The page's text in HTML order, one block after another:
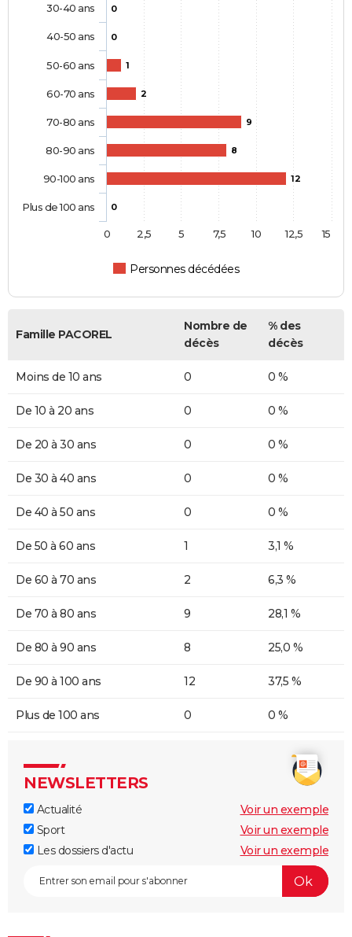
0
0
1
2
9
8
12
0
Personnes décédées
30-40 ans
40-50 ans
50-60 ans
60-70 ans
70-80 ans
80-90 ans
90-100 ans
Plus de 100 ans
0 2,5 5 7,5 10 12,5 15
Famille PACOREL
Nombre de
décès
% des
décès
Moins de 10 ans 0 0 %
De 10 à 20 ans 0 0 %
De 20 à 30 ans 0 0 %
De 30 à 40 ans 0 0 %
De 40 à 50 ans 0 0 %
De 50 à 60 ans 1 3,1 %
De 60 à 70 ans 2 6,3 %
De 70 à 80 ans 9 28,1 %
De 80 à 90 ans 8 25,0 %
De 90 à 100 ans 12 37,5 %
Plus de 100 ans 0 0 %
NEWSLETTERS
Actualité
Voir un exemple
Sport
Voir un exemple
Les dossiers d'actu
Voir un exemple